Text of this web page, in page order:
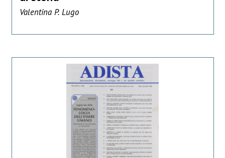
Valentina P. Lugo